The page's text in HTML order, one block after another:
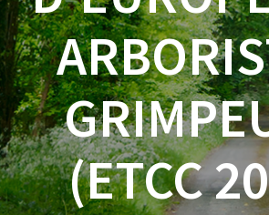
(ETCC